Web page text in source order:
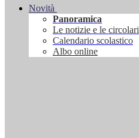
Novità
Panoramica
Le notizie e le circolari
Calendario scolastico
Albo online